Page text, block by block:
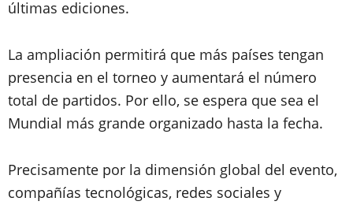
últimas ediciones.
La ampliación permitirá que más países tengan
presencia en el torneo y aumentará el número
total de partidos. Por ello, se espera que sea el
Mundial más grande organizado hasta la fecha.
Precisamente por la dimensión global del evento,
compañías tecnológicas, redes sociales y